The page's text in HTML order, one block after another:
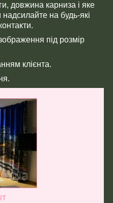
довжина карниза і яке
надсилайте на будь-які
під розмір
клієнта.